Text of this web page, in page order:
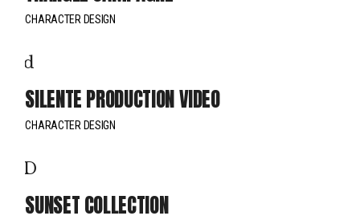
CHARACTER DESIGN
SILENTE PRODUCTION VIDEO
CHARACTER DESIGN
SUNSET COLLECTION